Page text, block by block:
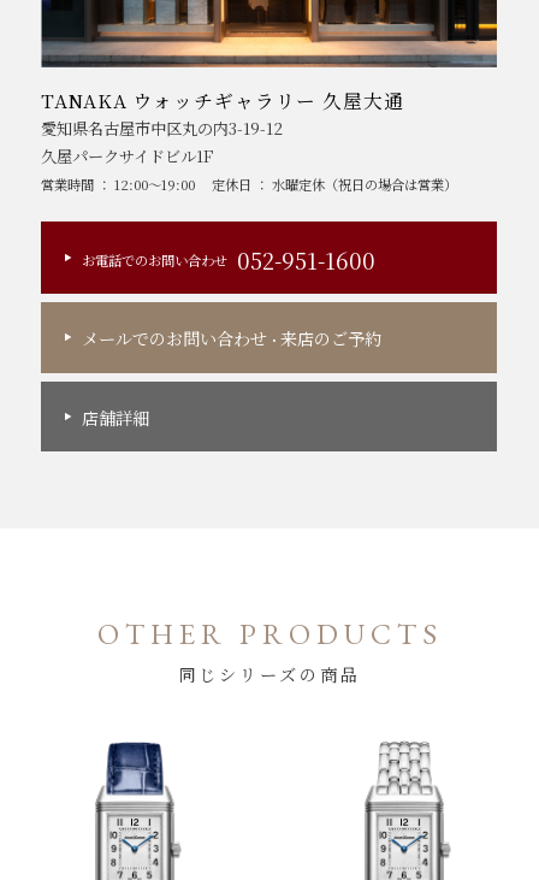
TANAKA ウォッチギャラリー 久屋大通
愛知県名古屋市中区丸の内3-19-12
久屋パークサイドビル1F
営業時間 ： 12:00～19:00 定休日 ： 水曜定休（祝日の場合は営業）
お電話でのお問い合わせ 052-951-1600
メールでのお問い合わせ ・来店のご予約
店舗詳細
OTHER PRODUCTS
同じシリーズの商品